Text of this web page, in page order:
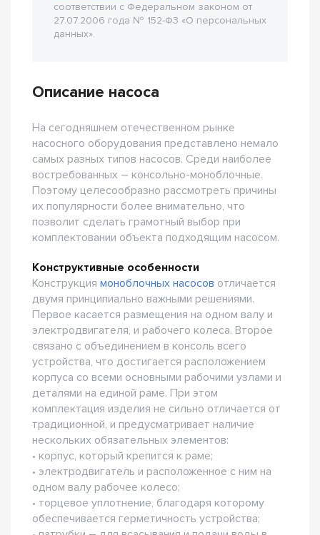
соответствии с Федеральном законом от
27.07.2006 года № 152-Ф3 «О персональных
данных».
Описание насоса
На сегодняшнем отечественном рынке
насосного оборудования представлено немало
самых разных типов насосов. Среди наиболее
востребованных – консольно-моноблочные.
Поэтому целесообразно рассмотреть причины
их популярности более внимательно, что
позволит сделать грамотный выбор при
комплектовании объекта подходящим насосом.
Конструктивные особенности
Конструкция моноблочных насосов отличается
двумя принципиально важными решениями.
Первое касается размещения на одном валу и
электродвигателя, и рабочего колеса. Второе
связано с объединением в консоль всего
устройства, что достигается расположением
корпуса со всеми основными рабочими узлами и
деталями на единой раме. При этом
комплектация изделия не сильно отличается от
традиционной, и предусматривает наличие
нескольких обязательных элементов:
• корпус, который крепится к раме;
• электродвигатель и расположенное с ним на
одном валу рабочее колесо;
• торцевое уплотнение, благодаря которому
обеспечивается герметичность устройства;